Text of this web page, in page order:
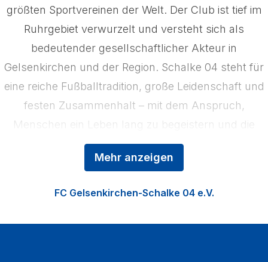
Mehr anzeigen
größten Sportvereinen der Welt. Der Club ist tief im
Ruhrgebiet verwurzelt und versteht sich als
bedeutender gesellschaftlicher Akteur in
Gelsenkirchen und der Region. Schalke 04 steht für
eine reiche Fußballtradition, große Leidenschaft und
festen Zusammenhalt – mit dem Anspruch,
Menschen ein Leben lang zu begeistern und die
Region zu stärken. Das Kerngeschäft der
Königsblauen ist der Profifußball, ergänzt durch die
FC Gelsenkirchen-Schalke 04 e.V.